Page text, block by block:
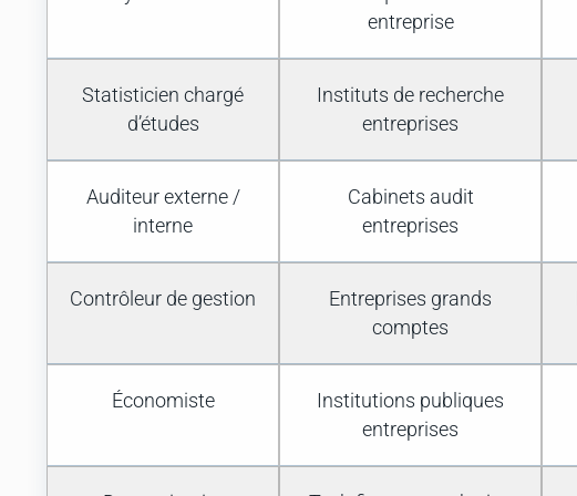
entreprise
Statisticien chargé
d’études
Instituts de recherche
entreprises
Auditeur externe /
interne
Cabinets audit
entreprises
Contrôleur de gestion
Entreprises grands
comptes
Économiste
Institutions publiques
entreprises